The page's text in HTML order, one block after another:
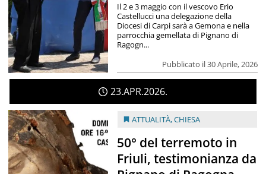
Pubblicato il 30 Aprile, 2026
Il 2 e 3 maggio con il vescovo Erio
Castellucci una delegazione della
Diocesi di Carpi sarà a Gemona e nella
parrocchia gemellata di Pignano di
Ragogn...
23APR2026
ATTUALITÀ,CHIESA
50° del terremoto in
Friuli, testimonianza da